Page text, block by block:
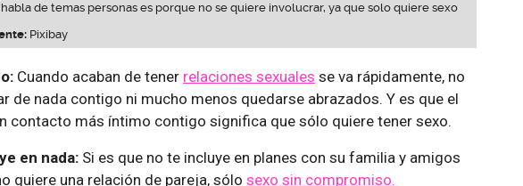
de temas personas es porque no se quiere involucrar, ya que solo quiere sexo
Pixibay
Cuando acaban de tener relaciones sexuales se va rápidamente, no
de nada contigo ni mucho menos quedarse abrazados. Y es que el
contacto más íntimo contigo significa que sólo quiere tener sexo.
en nada: Si es que no te incluye en planes con su familia y amigos
quiere una relación de pareja, sólo sexo sin compromiso.